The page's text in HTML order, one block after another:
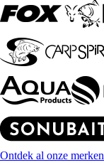
Ontdek al onze merken